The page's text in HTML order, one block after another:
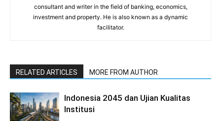
consultant and writer in the field of banking, economics,
investment and property. He is also known as a dynamic
facilitator.
RELATED ARTICLES MORE FROM AUTHOR
Indonesia 2045 dan Ujian Kualitas
Institusi